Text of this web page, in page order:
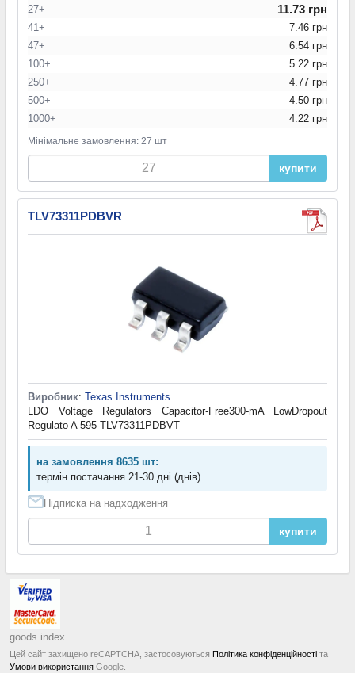
27+ 11.73 грн
41+
7.46 грн
47+
6.54 грн
100+
5.22 грн
250+
4.77 грн
500+
4.50 грн
1000+
4.22 грн
Мінімальне замовлення: 27 шт
купити
TLV73311PDBVR
Виробник: Texas Instruments
LDO Voltage Regulators Capacitor-Free300-mA LowDropout
Regulato A 595-TLV73311PDBVT
на замовлення 8635 шт:
термін постачання 21-30 дні (днів)
Підписка на надходження
купити
goods index
Цей сайт захищено reCAPTCHA, застосовуються Політика конфіденційності та
Умови використання Google.